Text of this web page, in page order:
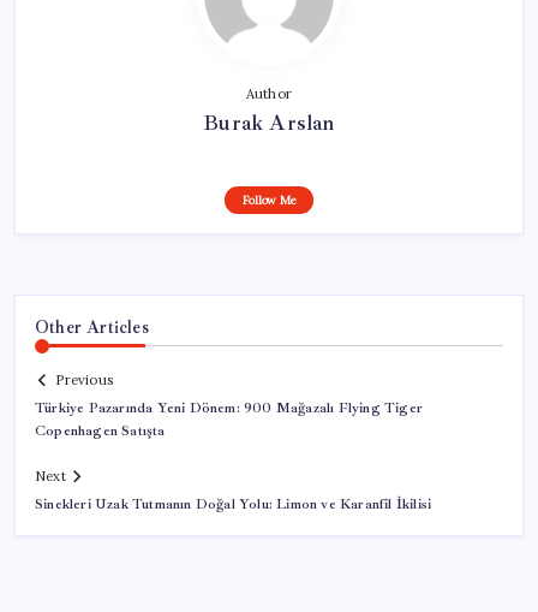
Author
Burak Arslan
Follow Me
Other Articles
Previous
Türkiye Pazarında Yeni Dönem: 900 Mağazalı Flying Tiger
Copenhagen Satışta
Next
Sinekleri Uzak Tutmanın Doğal Yolu: Limon ve Karanfil İkilisi